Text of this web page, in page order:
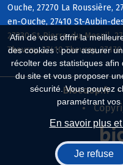
Afin de vous offrir la
des cookies : pour assurer
récolter des statistiques
du site et vous proposer
sécurité. Vous pouvez
paramétrant
En savoir plus
Je refuse
Ouche, 27270 La Roussière,
en-Ouche, 27410 St-Aubin-
27330 St-Pierre-du-Mesnil,
Thevray, 27410 Thevray,
Biocoop.fr